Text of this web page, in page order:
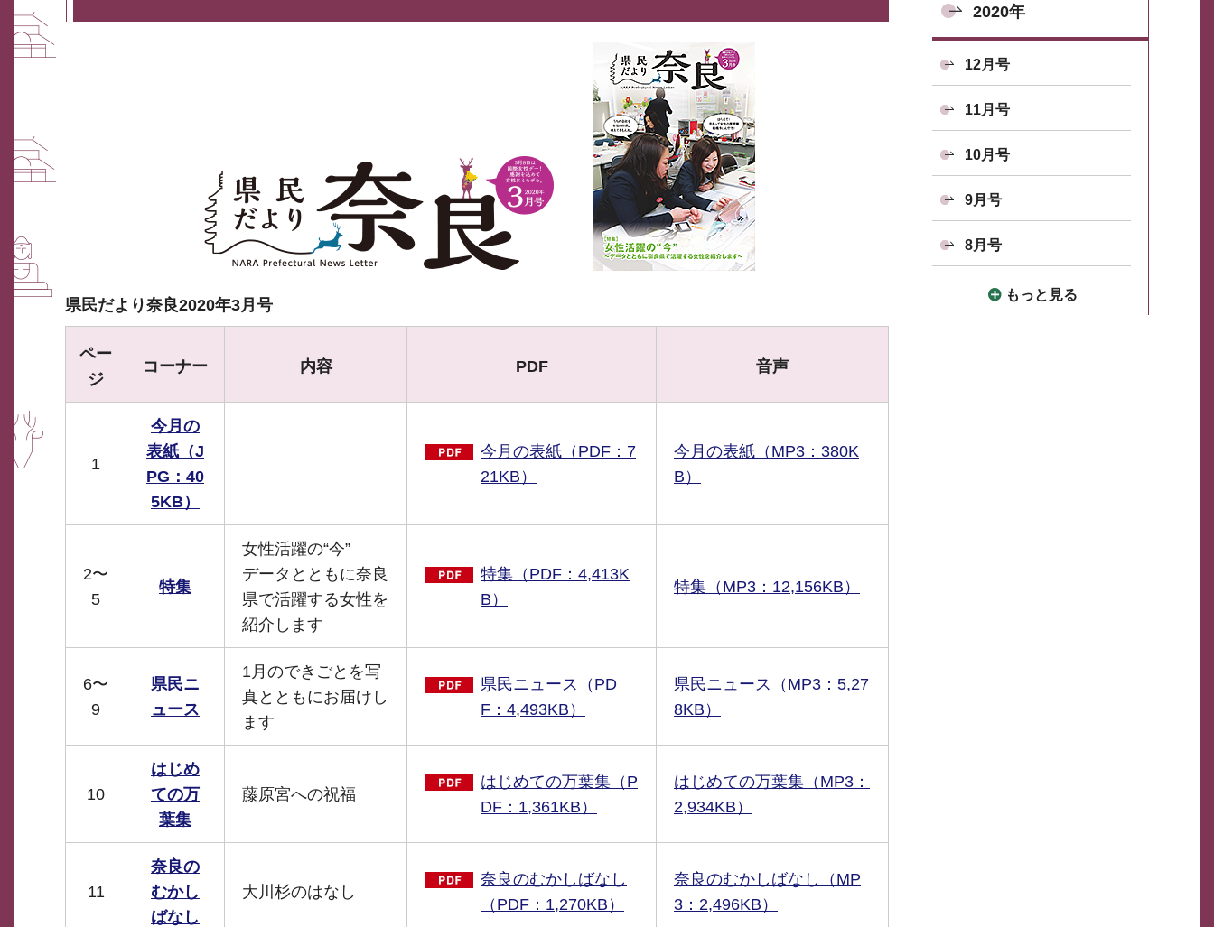
県民だより奈良2020年3月号
ペー
ジ
コーナー 内容 PDF 音声
1
今月の
表紙（J
PG：40
5KB）
今月の表紙（PDF：7
21KB）
今月の表紙（MP3：380K
B）
2〜
5
特集
女性活躍の“今”
データとともに奈良
県で活躍する女性を
紹介します
特集（PDF：4,413K
B）
特集（MP3：12,156KB）
6〜
9
県民ニ
ュース
1月のできごとを写
真とともにお届けし
ます
県民ニュース（PD
F：4,493KB）
県民ニュース（MP3：5,27
8KB）
10
はじめ
ての万
葉集
藤原宮への祝福
はじめての万葉集（P
DF：1,361KB）
はじめての万葉集（MP3：
2,934KB）
11
奈良の
むかし
ばなし
大川杉のはなし
奈良のむかしばなし
（PDF：1,270KB）
奈良のむかしばなし（MP
3：2,496KB）
2020年
12月号
11月号
10月号
9月号
8月号
もっと見る